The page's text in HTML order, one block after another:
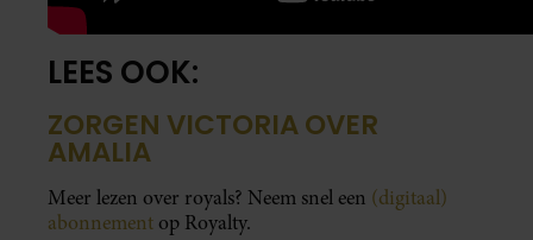
LEES OOK:
ZORGEN VICTORIA OVER
AMALIA
Meer lezen over royals? Neem snel een (digitaal)
abonnement op Royalty.